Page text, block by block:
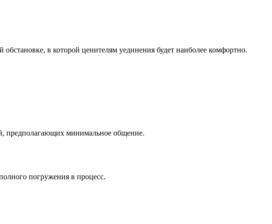
в которой ценителям уединения будет наиболее комфортно.
предполагающих минимальное общение.
погружения в процесс.